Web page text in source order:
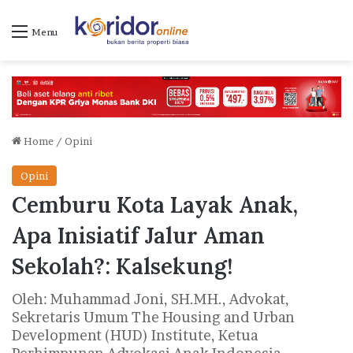
Menu
Home / Opini
Opini
Cemburu Kota Layak Anak,
Apa Inisiatif Jalur Aman
Sekolah?: Kalsekung!
Oleh: Muhammad Joni, SH.MH., Advokat,
Sekretaris Umum The Housing and Urban
Development (HUD) Institute, Ketua